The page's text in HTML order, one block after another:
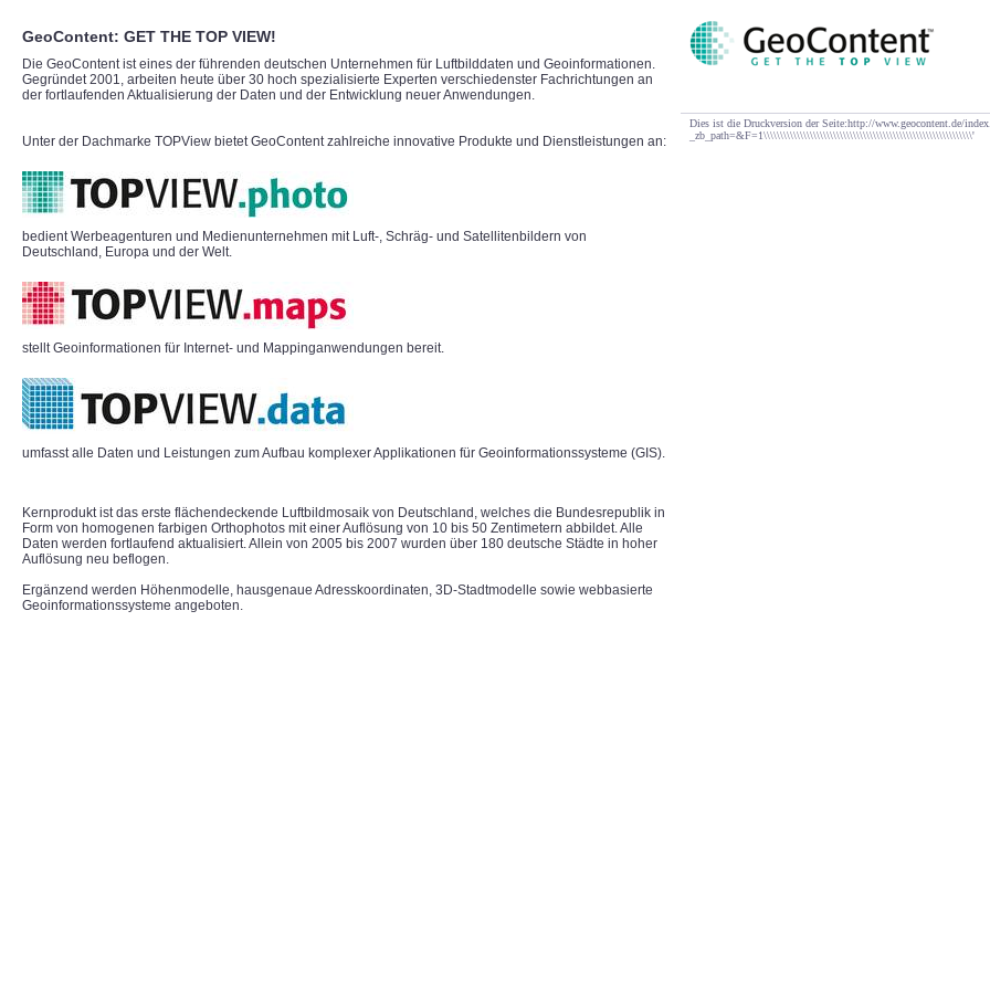
GeoContent: GET THE TOP VIEW!
Die GeoContent ist eines der führenden deutschen Unternehmen für Luftbilddaten und Geoinformationen.
Gegründet 2001, arbeiten heute über 30 hoch spezialisierte Experten verschiedenster Fachrichtungen an
der fortlaufenden Aktualisierung der Daten und der Entwicklung neuer Anwendungen.
Unter der Dachmarke TOPView bietet GeoContent zahlreiche innovative Produkte und Dienstleistungen an:
bedient Werbeagenturen und Medienunternehmen mit Luft-, Schräg- und Satellitenbildern von
Deutschland, Europa und der Welt.
stellt Geoinformationen für Internet- und Mappinganwendungen bereit.
umfasst alle Daten und Leistungen zum Aufbau komplexer Applikationen für Geoinformationssysteme (GIS).
Kernprodukt ist das erste flächendeckende Luftbildmosaik von Deutschland, welches die Bundesrepublik in
Form von homogenen farbigen Orthophotos mit einer Auflösung von 10 bis 50 Zentimetern abbildet. Alle
Daten werden fortlaufend aktualisiert. Allein von 2005 bis 2007 wurden über 180 deutsche Städte in hoher
Auflösung neu beflogen.
Ergänzend werden Höhenmodelle, hausgenaue Adresskoordinaten, 3D-Stadtmodelle sowie webbasierte
Geoinformationssysteme angeboten.
Dies ist die Druckversion der Seite:http://www.geocontent.de/
_zb_path=&F=1\\\\\\\\\\\\\\\\\\\\\\\\\\\\\\\\\\\\\\\\\\\\\\\\\\\\\\\\\\\\\\\'